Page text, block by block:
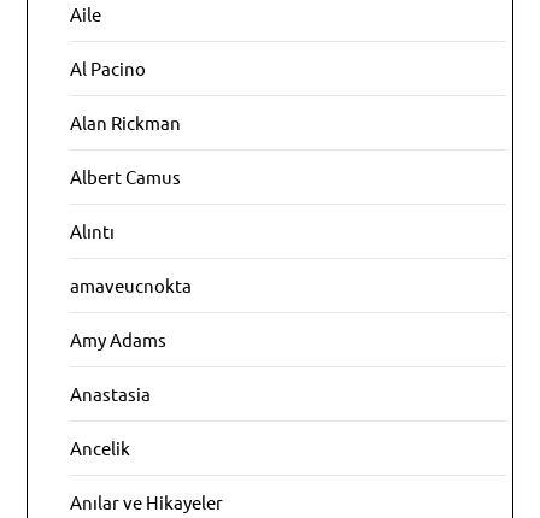
Aile
Al Pacino
Alan Rickman
Albert Camus
Alıntı
amaveucnokta
Amy Adams
Anastasia
Ancelik
Anılar ve Hikayeler